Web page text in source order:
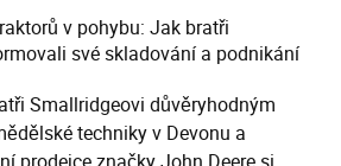
v pohybu: Jak bratři
své skladování a podnikání
Smallridgeovi důvěryhodným
techniky v Devonu a